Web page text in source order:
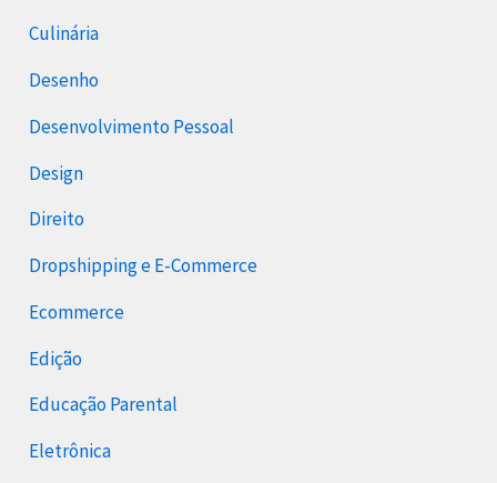
Culinária
Desenho
Desenvolvimento Pessoal
Design
Direito
Dropshipping e E-Commerce
Ecommerce
Edição
Educação Parental
Eletrônica